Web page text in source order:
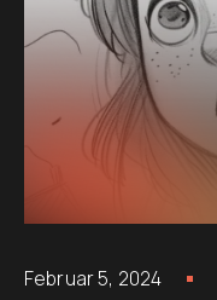
Februar 5, 2024